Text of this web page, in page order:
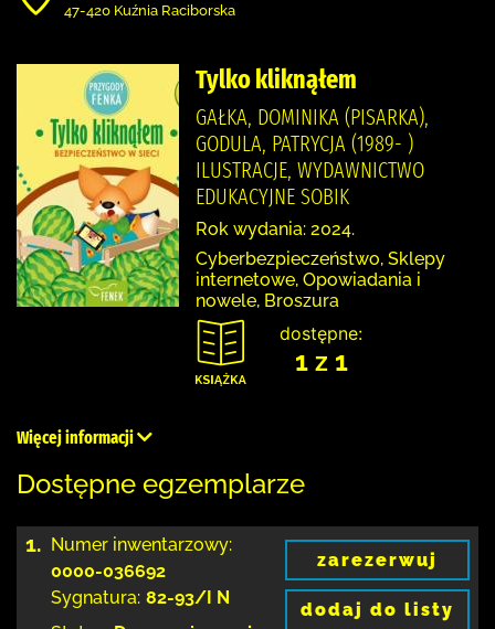
47-420 Kuźnia Raciborska
Tylko kliknąłem
GAŁKA, DOMINIKA (PISARKA),
GODULA, PATRYCJA (1989- )
ILUSTRACJE, WYDAWNICTWO
EDUKACYJNE SOBIK
Rok wydania: 2024.
Cyberbezpieczeństwo, Sklepy
internetowe, Opowiadania i
nowele, Broszura
dostępne:
1 z 1
Więcej informacji
Dostępne egzemplarze
1. Numer inwentarzowy:
0000-036692
Sygnatura: 82-93/I N
zarezerwuj
dodaj do listy